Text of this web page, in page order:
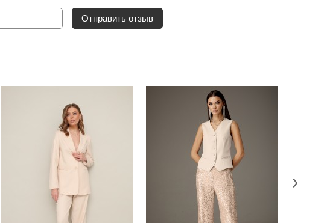
Отправить отзыв